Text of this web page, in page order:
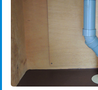
管・ポリ管・HT管使用/3ｍ
排水管工事（土の掘削・
排水管工事（排水管工事/3
排水管工事（追加 排水管
止水・漏水調査・防水処理
理・調整・分解・加工など
止水・漏水調査・防水処理